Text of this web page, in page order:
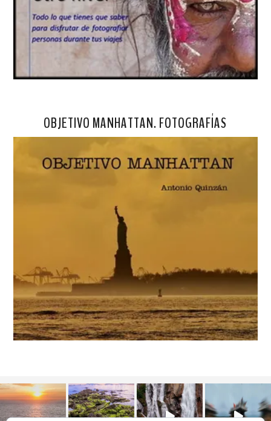
OBJETIVO MANHATTAN. FOTOGRAFÍAS